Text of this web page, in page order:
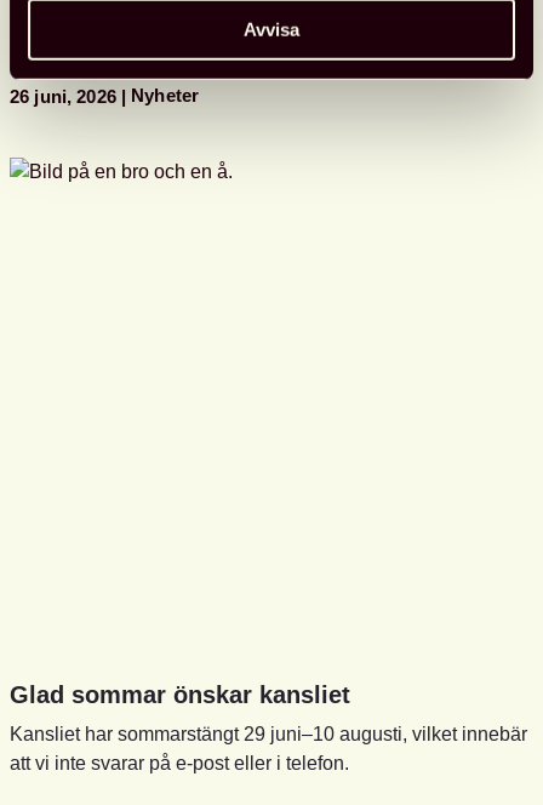
Avvisa
i
Almedalen
26 juni, 2026 Nyheter
Glad sommar önskar kansliet
Kansliet har sommarstängt 29 juni–10 augusti, vilket innebär
att vi inte svarar på e-post eller i telefon.